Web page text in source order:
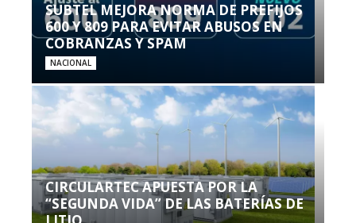
SUBTEL MEJORA NORMA DE PREFIJOS
600 Y 809 PARA EVITAR ABUSOS EN
COBRANZAS Y SPAM
NACIONAL
CIRCULARTEC APUESTA POR LA
“SEGUNDA VIDA” DE LAS BATERÍAS DE